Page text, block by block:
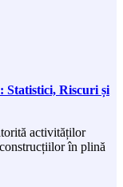
Statistici, Riscuri și
activităților
în plină